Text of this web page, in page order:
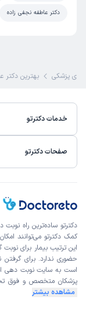
دکتر عاطفه نجفی زاده
پزشکی بهترین دکتر
خدمات دکترتو
صفحات دکترتو
دکترتو ساده‌ترین راه نوبت‌
کمک دکترتو می‌توانند
این ترتیب بیمار برای
حضوری ندارد. برای گرفتن
است به سایت نوبت دهی
پزشکان متخصص و فوق
مشاهده بیشتر